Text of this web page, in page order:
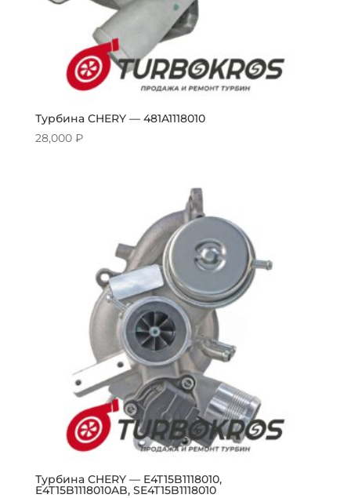
Турбина CHERY — 481A1118010
28,000 ₽
Турбина CHERY — E4T15B1118010,
E4T15B1118010AB, SE4T15B1118010